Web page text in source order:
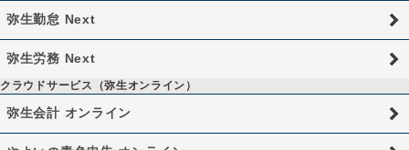
弥生勤怠 Next
弥生労務 Next
クラウドサービス（弥生オンライン）
弥生会計 オンライン